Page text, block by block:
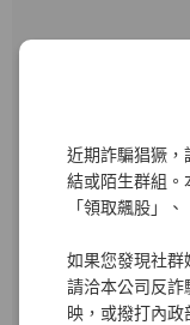
近期詐騙猖獗，
結或陌生群組。
「領取飆股」
如果您發現社群
請洽本公司反
映，或撥打內
1
2